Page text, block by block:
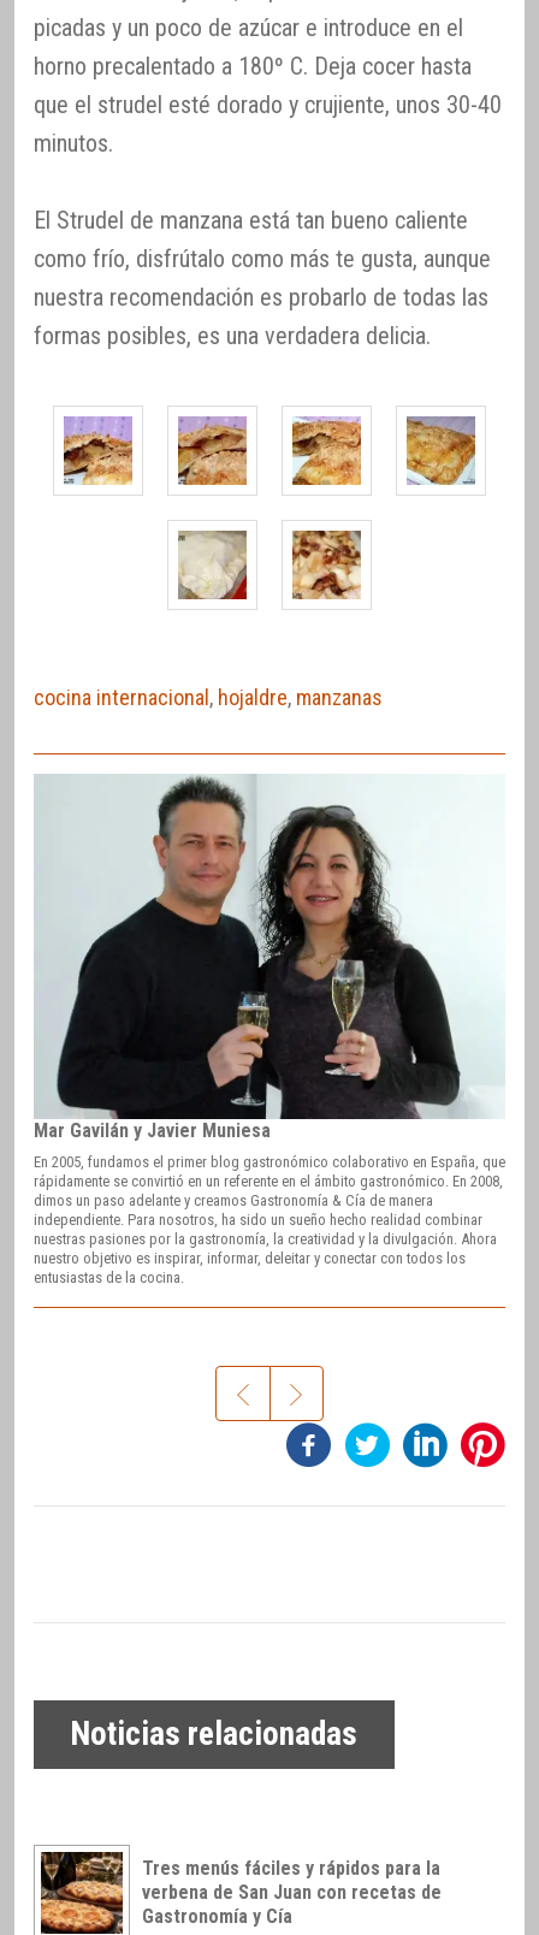
picadas y un poco de azúcar e introduce en el
horno precalentado a 180º C. Deja cocer hasta
que el strudel esté dorado y crujiente, unos 30-40
minutos.
El Strudel de manzana está tan bueno caliente
como frío, disfrútalo como más te gusta, aunque
nuestra recomendación es probarlo de todas las
formas posibles, es una verdadera delicia.
cocina internacional, hojaldre, manzanas
Mar Gavilán y Javier Muniesa
En 2005, fundamos el primer blog gastronómico colaborativo en España, que
rápidamente se convirtió en un referente en el ámbito gastronómico. En 2008,
dimos un paso adelante y creamos Gastronomía & Cía de manera
independiente. Para nosotros, ha sido un sueño hecho realidad combinar
nuestras pasiones por la gastronomía, la creatividad y la divulgación. Ahora
nuestro objetivo es inspirar, informar, deleitar y conectar con todos los
entusiastas de la cocina.
Noticias relacionadas
Tres menús fáciles y rápidos para la
verbena de San Juan con recetas de
Gastronomía y Cía